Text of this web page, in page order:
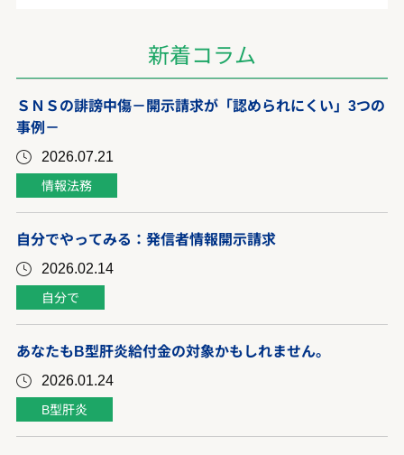
新着コラム
ＳＮＳの誹謗中傷－開示請求が「認められにくい」3つの
事例－
2026.07.21
情報法務
自分でやってみる：発信者情報開示請求
2026.02.14
自分で
あなたもB型肝炎給付金の対象かもしれません。
2026.01.24
B型肝炎